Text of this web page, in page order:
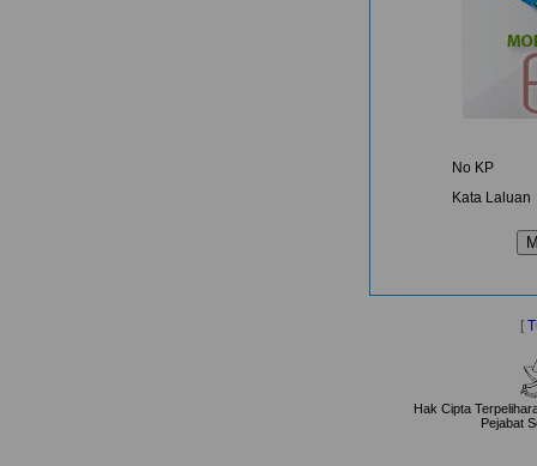
No KP
Kata Laluan
[
Hak Cipta
Pejabat